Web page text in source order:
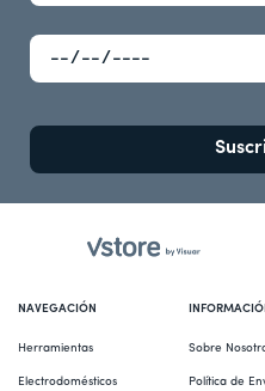
NAVEGACIÓN
Herramientas
Electrodomésticos
Sobre
Política de